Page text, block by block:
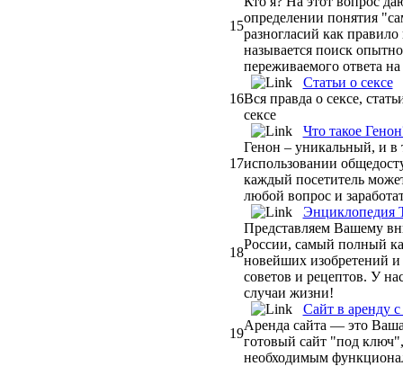
15
определении понятия
разногласий как
называется поиск
переживаемого ответа
16
Статьи о сексе
Вся правда о сексе,
сексе
17
Что такое
Генон – уникальный, и в
использовании
каждый посетитель
любой вопрос и
18
Энциклопедия
Представляем Вашему
России, самый полный
новейших изобретений и
советов и рецептов. У
случаи жизни!
19
Сайт в аренду
Аренда сайта — это
готовый сайт "под
необходимым